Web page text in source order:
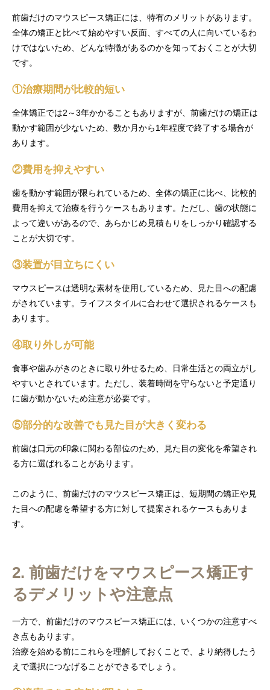
前歯だけのマウスピース矯正には、特有のメリットがあります。
全体の矯正と比べて始めやすい反面、すべての人に向いているわ
けではないため、どんな特徴があるのかを知っておくことが大切
です。
①治療期間が比較的短い
全体矯正では2～3年かかることもありますが、前歯だけの矯正は
動かす範囲が少ないため、数か月から1年程度で終了する場合が
あります。
②費用を抑えやすい
歯を動かす範囲が限られているため、全体の矯正に比べ、比較的
費用を抑えて治療を行うケースもあります。ただし、歯の状態に
よって違いがあるので、あらかじめ見積もりをしっかり確認する
ことが大切です。
③装置が目立ちにくい
マウスピースは透明な素材を使用しているため、見た目への配慮
がされています。ライフスタイルに合わせて選択されるケースも
あります。
④取り外しが可能
食事や歯みがきのときに取り外せるため、日常生活との両立がし
やすいとされています。ただし、装着時間を守らないと予定通り
に歯が動かないため注意が必要です。
⑤部分的な改善でも見た目が大きく変わる
前歯は口元の印象に関わる部位のため、見た目の変化を希望され
る方に選ばれることがあります。
このように、前歯だけのマウスピース矯正は、短期間の矯正や見
た目への配慮を希望する方に対して提案されるケースもありま
す。
2. 前歯だけをマウスピース矯正す
るデメリットや注意点
一方で、前歯だけのマウスピース矯正には、いくつかの注意すべ
き点もあります。
治療を始める前にこれらを理解しておくことで、より納得したう
えで選択につなげることができるでしょう。